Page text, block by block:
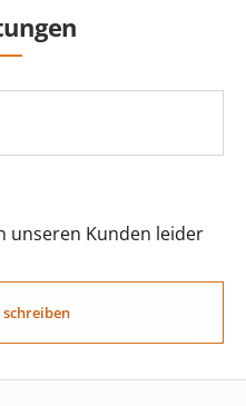
unseren Kunden leider